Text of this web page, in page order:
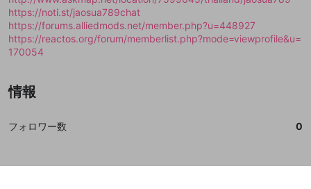
https://noti.st/jaosua789chat
https://forums.alliedmods.net/member.php?u=448927
https://reactos.org/forum/memberlist.php?mode=viewprofile&u=
170054
情報
フォロワー数 0
その他の問題